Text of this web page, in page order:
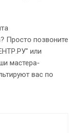
Просто позвоните
или
мастера-
вас по